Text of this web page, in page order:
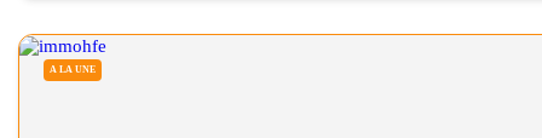
A LA UNE